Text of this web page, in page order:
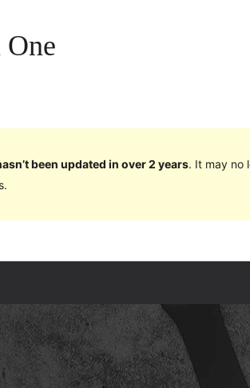
been updated in over 2 years. It may no